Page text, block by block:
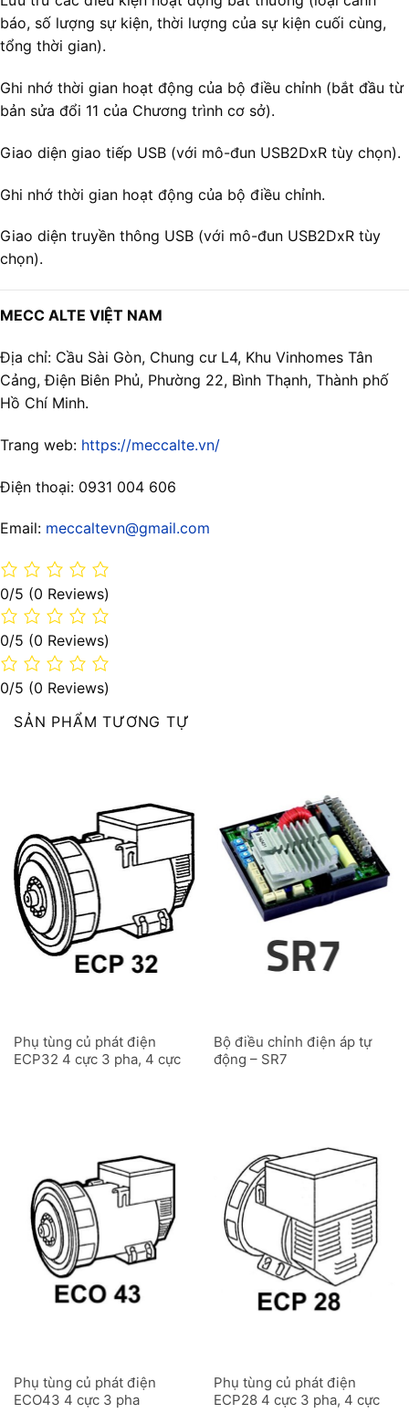
báo, số lượng sự kiện, thời lượng của sự kiện cuối cùng,
tổng thời gian).
Ghi nhớ thời gian hoạt động của bộ điều chỉnh (bắt đầu từ
bản sửa đổi 11 của Chương trình cơ sở).
Giao diện giao tiếp USB (với mô-đun USB2DxR tùy chọn).
Ghi nhớ thời gian hoạt động của bộ điều chỉnh.
Giao diện truyền thông USB (với mô-đun USB2DxR tùy
chọn).
MECC ALTE VIỆT NAM
Địa chỉ: Cầu Sài Gòn, Chung cư L4, Khu Vinhomes Tân
Cảng, Điện Biên Phủ, Phường 22, Bình Thạnh, Thành phố
Hồ Chí Minh.
Trang web: https://meccalte.vn/
Điện thoại: 0931 004 606
Email: meccaltevn@gmail.com
0/5 (0 Reviews)
0/5 (0 Reviews)
0/5 (0 Reviews)
SẢN PHẨM TƯƠNG TỰ
Phụ tùng củ phát điện
ECP32 4 cực 3 pha, 4 cực
Bộ điều chỉnh điện áp tự
động – SR7
Phụ tùng củ phát điện
ECO43 4 cực 3 pha
Phụ tùng củ phát điện
ECP28 4 cực 3 pha, 4 cực